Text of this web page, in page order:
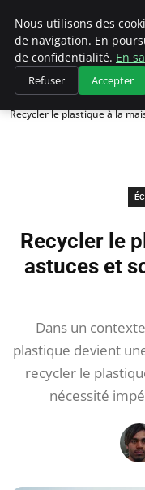
Accueil
Économie
Recycler le plastique à la
Recycler le
astuces et
Dans un
plastique devient
recycler le
nécessité
Nous utilisons des
de navigation. En
de confidentialité. En
Refuser Accepter